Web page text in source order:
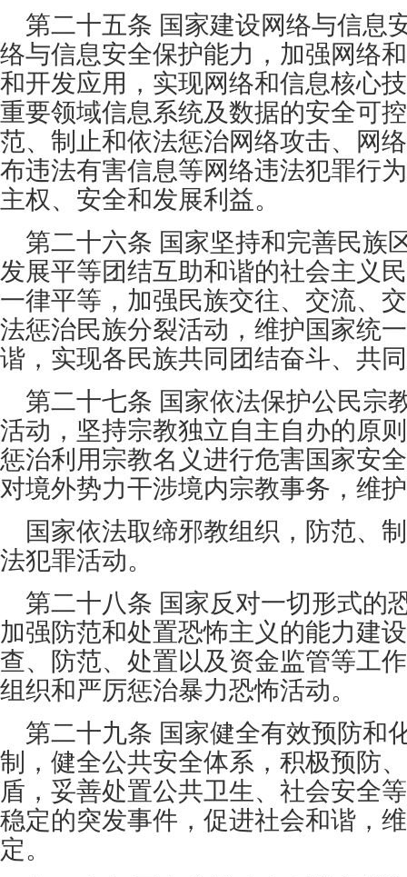
第二十五条 国家建设网络与信息
络与信息安全保护能力，加强网络
和开发应用，实现网络和信息核心
重要领域信息系统及数据的安全可
范、制止和依法惩治网络攻击、网
布违法有害信息等网络违法犯罪行
主权、安全和发展利益。
第二十六条 国家坚持和完善民族
发展平等团结互助和谐的社会主义
一律平等，加强民族交往、交流、
法惩治民族分裂活动，维护国家统
谐，实现各民族共同团结奋斗、共
第二十七条 国家依法保护公民宗
活动，坚持宗教独立自主自办的原
惩治利用宗教名义进行危害国家安
对境外势力干涉境内宗教事务，维
国家依法取缔邪教组织，防范、
法犯罪活动。
第二十八条 国家反对一切形式的
加强防范和处置恐怖主义的能力建
查、防范、处置以及资金监管等工
组织和严厉惩治暴力恐怖活动。
第二十九条 国家健全有效预防和
制，健全公共安全体系，积极预防
盾，妥善处置公共卫生、社会安全
稳定的突发事件，促进社会和谐，
定。